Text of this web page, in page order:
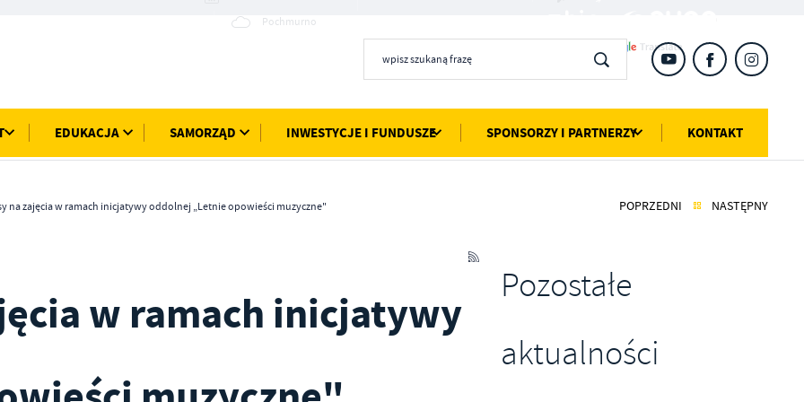
Pochmurno
EDUKACJA SAMORZĄD INWESTYCJE I FUNDUSZE SPONSORZY I PARTNERZY KONTAKT
na zajęcia w ramach inicjatywy oddolnej „Letnie opowieści muzyczne" POPRZEDNI NASTĘPNY
w ramach inicjatywy
Pozostałe
aktualności